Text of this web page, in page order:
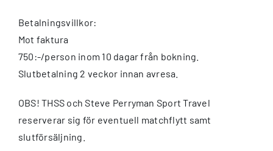
Betalningsvillkor:
Mot faktura
750:-/person inom 10 dagar från bokning.
Slutbetalning 2 veckor innan avresa.
OBS! THSS och Steve Perryman Sport Travel
reserverar sig för eventuell matchflytt samt
slutförsäljning.